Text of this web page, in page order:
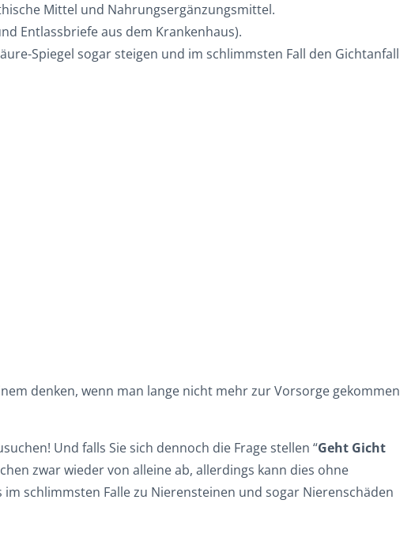
Mittel und Nahrungsergänzungsmittel.
Entlassbriefe aus dem Krankenhaus).
Spiegel sogar steigen und im schlimmsten Fall den Gichtanfall
denken, wenn man lange nicht mehr zur Vorsorge gekommen
Und falls Sie sich dennoch die Frage stellen “Geht Gicht
zwar wieder von alleine ab, allerdings kann dies ohne
schlimmsten Falle zu Nierensteinen und sogar Nierenschäden